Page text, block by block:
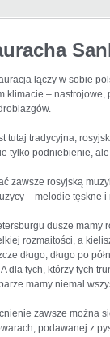
łączy w sobie
klimacie – nastrojowe,
tutaj tradycyjna,
tylko podniebienie,
zawsze rosyjską
– melodie tęskne
dusze mamy
rozmaitości, a
długo, długo po
A dla tych, którzy tych
mamy niemal
zawsze można
podawanej z